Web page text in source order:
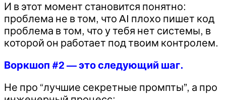
И в этот момент становится понятно:
проблема не в том, что AI плохо пишет код
проблема в том, что у тебя нет системы, в
которой он работает под твоим контролем.
Воркшоп #2 — это следующий шаг.
Не про “лучшие секретные промпты”, а про